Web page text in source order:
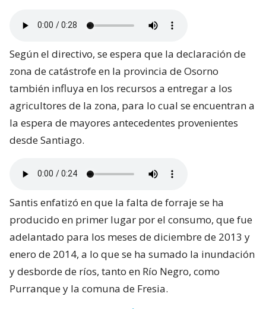
Según el directivo, se espera que la declaración de
zona de catástrofe en la provincia de Osorno
también influya en los recursos a entregar a los
agricultores de la zona, para lo cual se encuentran a
la espera de mayores antecedentes provenientes
desde Santiago.
Santis enfatizó en que la falta de forraje se ha
producido en primer lugar por el consumo, que fue
adelantado para los meses de diciembre de 2013 y
enero de 2014, a lo que se ha sumado la inundación
y desborde de ríos, tanto en Río Negro, como
Purranque y la comuna de Fresia.